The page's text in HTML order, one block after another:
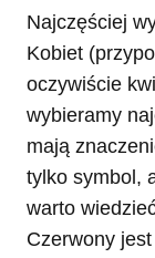
Najczęściej
Kobiet
oczywiście
wybieramy
mają
tylko symbol,
warto
Czerwony